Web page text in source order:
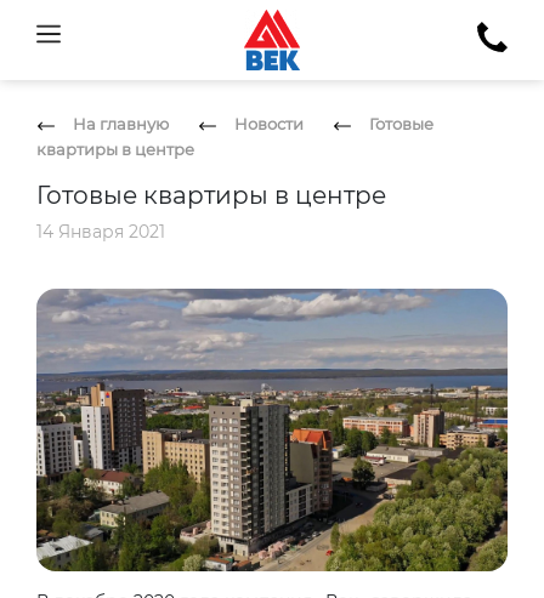
На главную Новости
Готовые
квартиры в центре
Готовые квартиры в центре
14 Января 2021